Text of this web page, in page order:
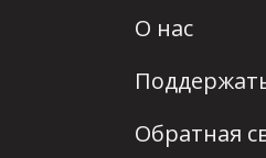
О нас
Обратная